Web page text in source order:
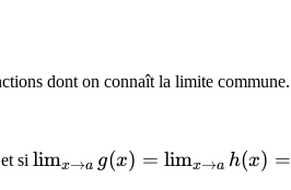
dont on connaît la limite commune.
si \lim_{x
limx→a g(x) = limx→a h(x) =